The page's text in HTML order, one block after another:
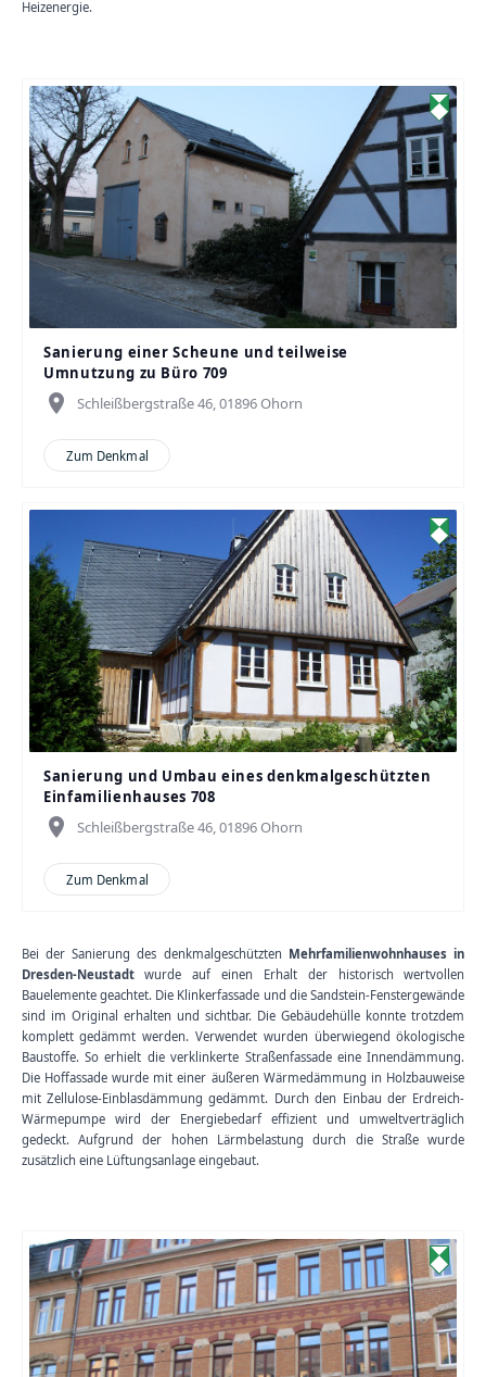
Heizenergie.
Sanierung einer Scheune und teilweise
Umnutzung zu Büro 709
place Schleißbergstraße 46, 01896 Ohorn
Zum Denkmal
Sanierung und Umbau eines denkmalgeschützten
Einfamilienhauses 708
place Schleißbergstraße 46, 01896 Ohorn
Zum Denkmal
Bei der Sanierung des denkmalgeschützten Mehrfamilienwohnhauses in
Dresden-Neustadtwurde auf einen Erhalt der historisch wertvollen
Bauelemente geachtet. Die Klinkerfassade und die Sandstein-Fenstergewände
sind im Original erhalten und sichtbar. Die Gebäudehülle konnte trotzdem
komplett gedämmt werden. Verwendet wurden überwiegend ökologische
Baustoffe. So erhielt die verklinkerte Straßenfassade eine Innendämmung.
Die Hoffassade wurde mit einer äußeren Wärmedämmung in Holzbauweise
mit Zellulose-Einblasdämmung gedämmt. Durch den Einbau der Erdreich-
Wärmepumpe wird der Energiebedarf effizient und umweltverträglich
gedeckt. Aufgrund der hohen Lärmbelastung durch die Straße wurde
zusätzlich eine Lüftungsanlage eingebaut.